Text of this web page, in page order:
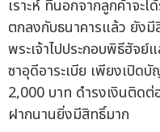
เราะห์ ที่นอกจากลูกค้าจ
ตกลงกับธนาคารแล้ว ยังมี
พระเจ้าไปประกอบพิธีฮัจย์
ซาอุดีอาระเบีย เพียงเปิด
2,000 บาท ดำรงเงินติด
ฝากนานยิ่งมีสิทธิ์มาก